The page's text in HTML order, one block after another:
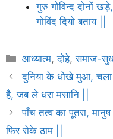
गुरु गोविन्द दोनों
गोविंद दियो बताय ||
Categories
आध्यात्म,दोहे,समाज-
दुनिया के धोखे मुआ,
है, जब ले धरा मसानि ||
पाँच तत्व का पूतरा,
फिर रोके ठाम ||